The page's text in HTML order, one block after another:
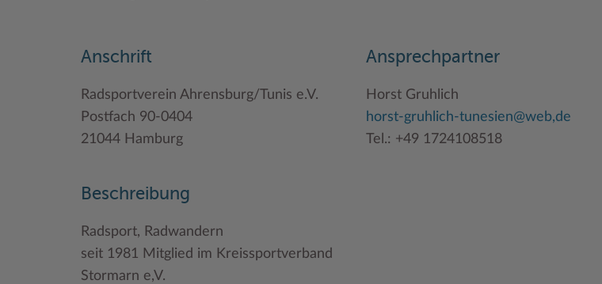
Anschrift
Radsportverein Ahrensburg/Tunis e.V.
Postfach 90-0404
21044 Hamburg
Ansprechpartner
Horst Gruhlich
horst-gruhlich-tunesien@web,de
Tel.: +49 1724108518
Beschreibung
Radsport, Radwandern
seit 1981 Mitglied im Kreissportverband
Stormarn e,V.